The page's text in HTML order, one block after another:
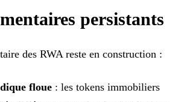
persistants
des RWA reste en construction :
floue : les tokens immobiliers